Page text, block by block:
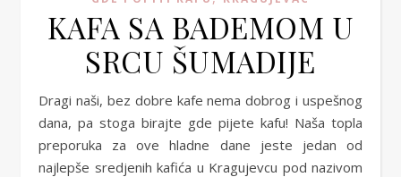
KAFA SA BADEMOM U
SRCU ŠUMADIJE
Dragi naši, bez dobre kafe nema dobrog i uspešnog
dana, pa stoga birajte gde pijete kafu! Naša topla
preporuka za ove hladne dane jeste jedan od
najlepše sredjenih kafića u Kragujevcu pod nazivom